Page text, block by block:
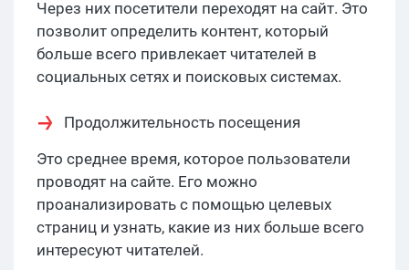
Через них посетители переходят на сайт. Это
позволит определить контент, который
больше всего привлекает читателей в
социальных сетях и поисковых системах.
Продолжительность посещения
Это среднее время, которое пользователи
проводят на сайте. Его можно
проанализировать с помощью целевых
страниц и узнать, какие из них больше всего
интересуют читателей.